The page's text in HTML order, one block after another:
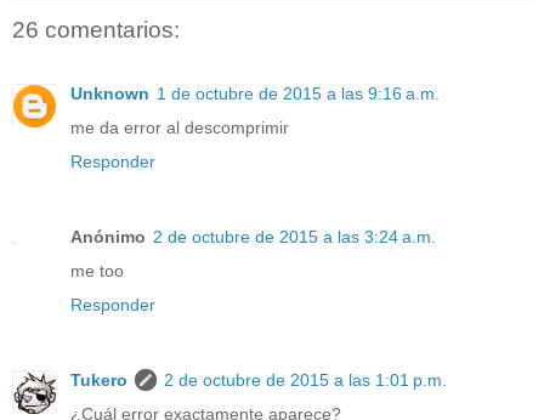
26 comentarios:
Unknown 1 de octubre de 2015 a las 9:16 a.m.
me da error al descomprimir
Responder
Anónimo 2 de octubre de 2015 a las 3:24 a.m.
me too
Responder
Tukero
2 de octubre de 2015 a las 1:01 p.m.
¿Cuál error exactamente aparece?